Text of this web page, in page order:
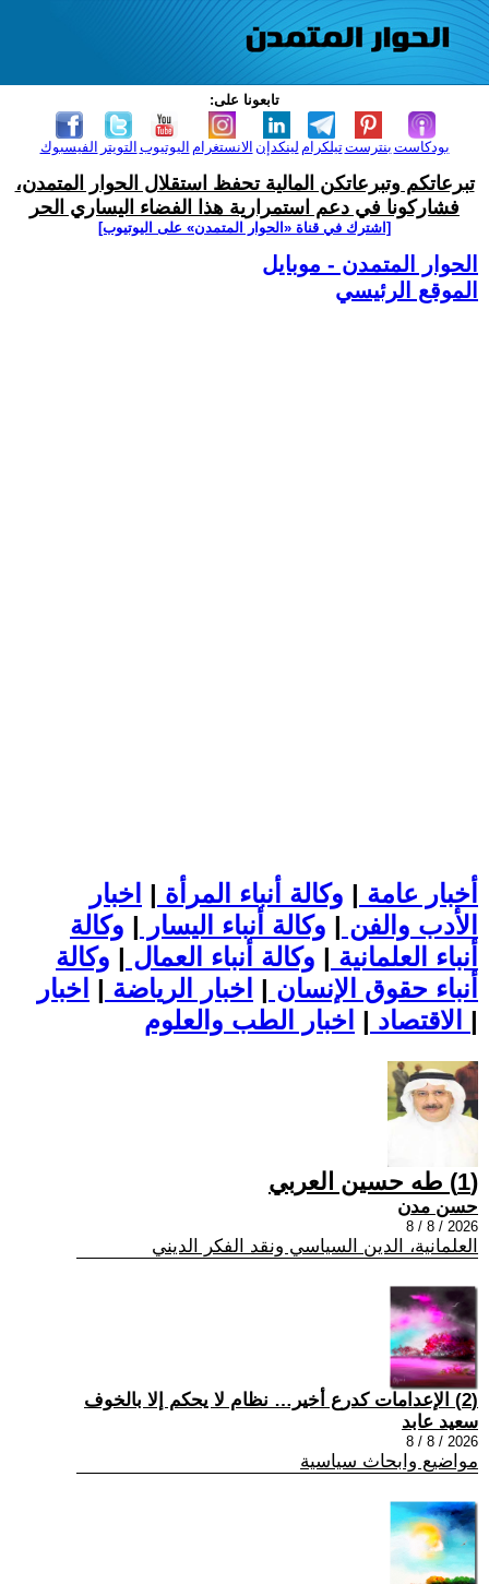
تابعونا على:
الفيسبوك التويتر اليوتيوب الانستغرام لينكدإن تيلكرامبنترست بودكاست
تبرعاتكم وتبرعاتكن المالية تحفظ استقلال الحوار المتمدن،
فشاركونا في دعم استمرارية هذا الفضاء اليساري الحر
[اشترك في قناة ‫«الحوار المتمدن» على اليوتيوب]
الحوار المتمدن - موبايل
الموقع الرئيسي
أخبار عامة | وكالة أنباء المرأة | اخبار
الأدب والفن | وكالة أنباء اليسار | وكالة
أنباء العلمانية | وكالة أنباء العمال | وكالة
أنباء حقوق الإنسان | اخبار الرياضة | اخبار
الاقتصاد | |
(1) طه حسين العربي
حسن مدن
2026 / 8 / 8
العلمانية، الدين السياسي ونقد الفكر الديني
(2) الإعدامات كدرع أخير… نظام لا يحكم إلا بالخوف
سعيد عابد
2026 / 8 / 8
مواضيع وابحاث سياسية